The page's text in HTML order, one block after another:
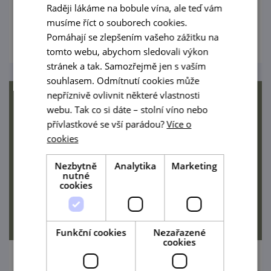
archeologické lokality v doprovodu
odborníků z archeologických ústavů, muzeí
a jiných institucí.
prohlédnout
Workshop pravěkých technologií:
Raději lákáme na bobule vína, ale teď vám
musíme říct o souborech cookies.
Pomáhají se zlepšením vašeho zážitku na
tomto webu, abychom sledovali výkon
stránek a tak. Samozřejmě jen s vaším
souhlasem. Odmítnutí cookies může
nepříznivě ovlivnit některé vlastnosti
webu. Tak co si dáte – stolní víno nebo
přívlastkové se vší parádou?Více o
cookies
Nezbytně
nutné
cookies
Analytika Marketing
Funkční cookies
Nezařazené
cookies